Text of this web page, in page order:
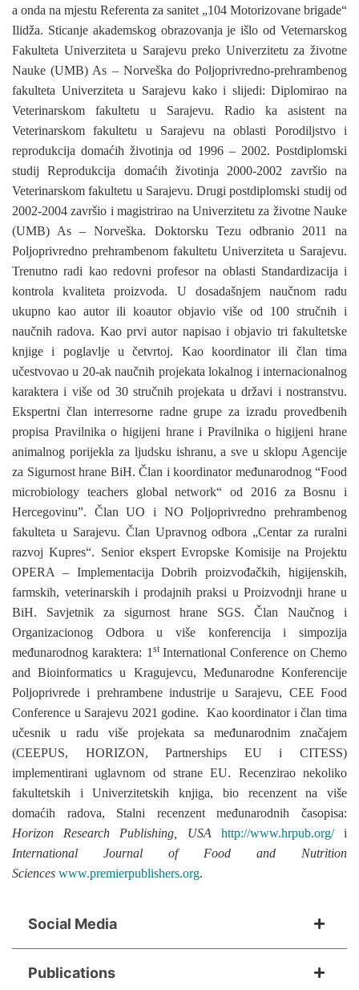
a onda na mjestu Referenta za sanitet „104 Motorizovane brigade“
Ilidža. Sticanje akademskog obrazovanja je išlo od Veternarskog
Fakulteta Univerziteta u Sarajevu preko Univerzitetu za životne
Nauke (UMB) As – Norveška do Poljoprivredno-prehrambenog
fakulteta Univerziteta u Sarajevu kako i slijedi: Diplomirao na
Veterinarskom fakultetu u Sarajevu. Radio ka asistent na
Veterinarskom fakultetu u Sarajevu na oblasti Porodiljstvo i
reprodukcija domaćih životinja od 1996 – 2002. Postdiplomski
studij Reprodukcija domaćih životinja 2000-2002 završio na
Veterinarskom fakultetu u Sarajevu. Drugi postdiplomski studij od
2002-2004 završio i magistrirao na Univerzitetu za životne Nauke
(UMB) As – Norveška. Doktorsku Tezu odbranio 2011 na
Poljoprivredno prehrambenom fakultetu Univerziteta u Sarajevu.
Trenutno radi kao redovni profesor na oblasti Standardizacija i
kontrola kvaliteta proizvoda. U dosadašnjem naučnom radu
ukupno kao autor ili koautor objavio više od 100 stručnih i
naučnih radova. Kao prvi autor napisao i objavio tri fakultetske
knjige i poglavlje u četvrtoj. Kao koordinator ili član tima
učestvovao u 20-ak naučnih projekata lokalnog i internacionalnog
karaktera i više od 30 stručnih projekata u državi i nostranstvu.
Ekspertni član interresorne radne grupe za izradu provedbenih
propisa Pravilnika o higijeni hrane i Pravilnika o higijeni hrane
animalnog porijekla za ljudsku ishranu, a sve u sklopu Agencije
za Sigurnost hrane BiH. Član i koordinator međunarodnog “Food
microbiology teachers global network“ od 2016 za Bosnu i
Hercegovinu”. Član UO i NO Poljoprivredno prehrambenog
fakulteta u Sarajevu. Član Upravnog odbora „Centar za ruralni
razvoj Kupres“. Senior ekspert Evropske Komisije na Projektu
OPERA – Implementacija Dobrih proizvođačkih, higijenskih,
farmskih, veterinarskih i prodajnih praksi u Proizvodnji hrane u
BiH. Savjetnik za sigurnost hrane SGS. Član Naučnog i
Organizacionog Odbora u više konferencija i simpozija
međunarodnog karaktera: 1 stInternational Conference on Chemo
and Bioinformatics u Kragujevcu, Međunarodne Konferencije
Poljoprivrede i prehrambene industrije u Sarajevu, CEE Food
Conference u Sarajevu 2021 godine. Kao koordinator i član tima
učesnik u radu više projekata sa međunarodnim značajem
(CEEPUS, HORIZON, Partnerships EU i CITESS)
implementirani uglavnom od strane EU. Recenzirao nekoliko
fakultetskih i Univerzitetskih knjiga, bio recenzent na više
domaćih radova, Stalni recenzent međunarodnih časopisa:
Horizon Research Publishing, USA
http://www.hrpub.org/i
International Journal of Food and Nutrition
Sciences www.premierpublishers.org.
Social Media
Publications